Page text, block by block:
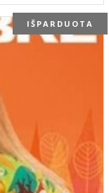
IŠPARDUOTA